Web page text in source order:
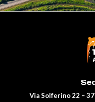
Via Solferino 22 –